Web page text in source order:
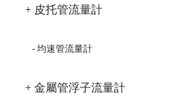
+ 皮托管流量計
- 均速管流量計
+ 金屬管浮子流量計